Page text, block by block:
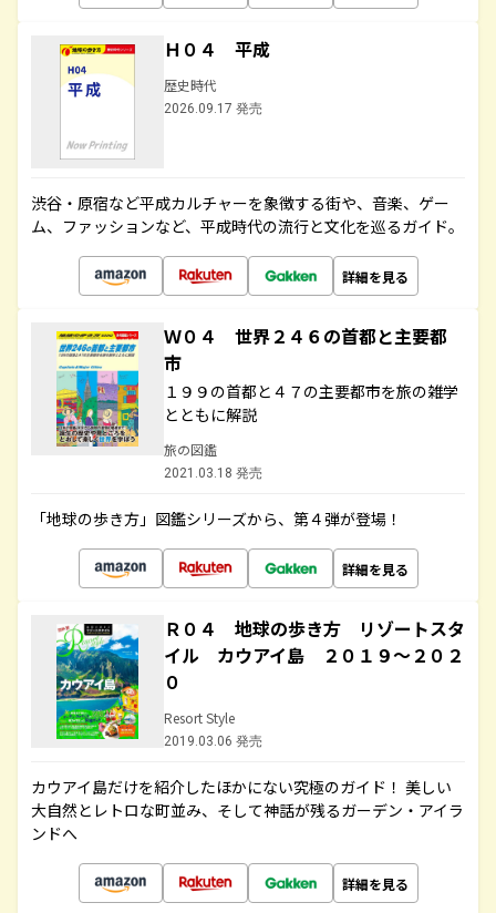
Ｈ０４ 平成
歴史時代
2026.09.17 発売
渋谷・原宿など平成カルチャーを象徴する街や、音楽、ゲー
ム、ファッションなど、平成時代の流行と文化を巡るガイド。
詳細を見る
Ｗ０４ 世界２４６の首都と主要都
市
１９９の首都と４７の主要都市を旅の雑学
とともに解説
旅の図鑑
2021.03.18 発売
「地球の歩き方」図鑑シリーズから、第４弾が登場！
詳細を見る
Ｒ０４ 地球の歩き方 リゾートスタ
イル カウアイ島 ２０１９～２０２
０
Resort Style
2019.03.06 発売
カウアイ島だけを紹介したほかにない究極のガイド！ 美しい
大自然とレトロな町並み、そして神話が残るガーデン・アイラ
ンドへ
詳細を見る